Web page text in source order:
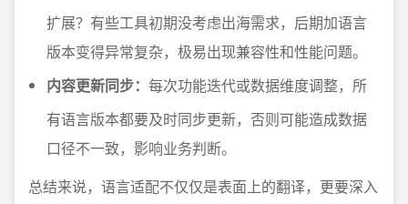
扩展？有些工具初期没考虑出海需求，后期加语言
版本变得异常复杂，极易出现兼容性和性能问题。
内容更新同步： 每次功能迭代或数据维度调整，所
有语言版本都要及时同步更新，否则可能造成数据
口径不一致，影响业务判断。
总结来说，语言适配不仅仅是表面上的翻译，更要深入